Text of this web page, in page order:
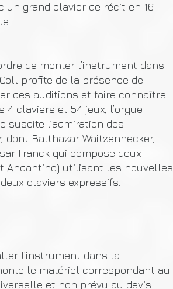
un grand clavier de récit en 16
de monter l’instrument dans
profite de la présence de
des auditions et faire connaître
claviers et 54 jeux, l’orgue
suscite l’admiration des
dont Balthazar Waitzennecker,
Franck qui compose deux
Andantino) utilisant les nouvelles
claviers expressifs.
l’instrument dans la
le matériel correspondant au
et non prévu au devis